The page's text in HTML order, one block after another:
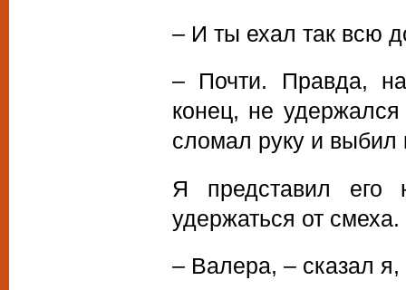
– И ты ехал так всю
– Почти. Правда,
конец, не
сломал руку и выбил
Я представил
удержаться от смеха.
– Валера, – сказал